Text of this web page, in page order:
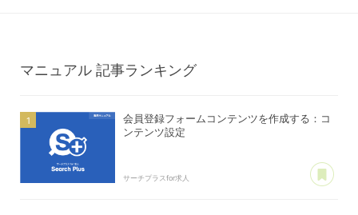
マニュアル 記事ランキング
会員登録フォームコンテンツを作成する：コ
ンテンツ設定
サーチプラスfor求人